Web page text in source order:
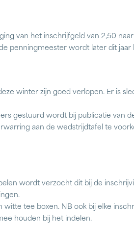
van het inschrijfgeld van 2,50
penningmeester wordt later dit
winter zijn goed verlopen. Er is
gestuurd wordt bij publicatie van
aan de wedstrijdtafel te
wordt verzocht dit bij de
tee boxen. NB ook bij elke
houden bij het indelen.